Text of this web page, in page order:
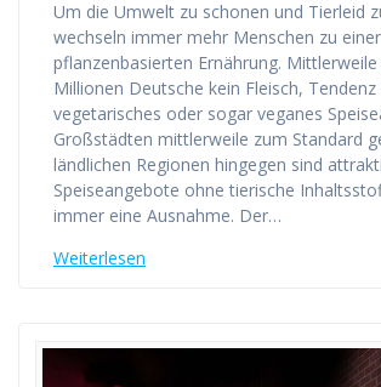
Um die Umwelt zu schonen und Tierleid
wechseln immer mehr Menschen zu einer
pflanzenbasierten Ernährung.
Millionen Deutsche kein Fleisch, Tendenz
vegetarisches oder sogar veganes
Großstädten mittlerweile zum Standard
ländlichen Regionen hingegen sind
Speiseangebote ohne tierische
immer eine Ausnahme. Der…
Weiterlesen